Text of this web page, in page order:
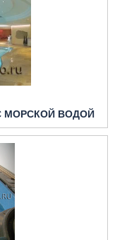
МОРСКОЙ ВОДОЙ